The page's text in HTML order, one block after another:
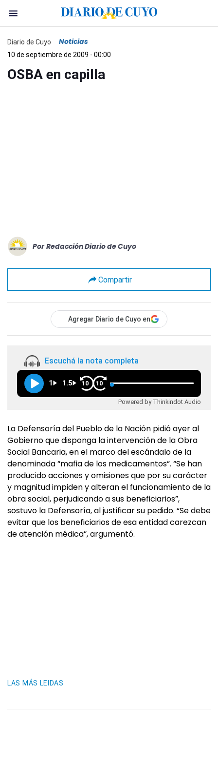
Diario de Cuyo Noticias
10 de septiembre de 2009 - 00:00
OSBA en capilla
Por Redacción Diario de Cuyo
Compartir
Agregar Diario de Cuyo en
Escuchá la nota completa
1 1.5 10 10
Powered by Thinkindot Audio
La Defensoría del Pueblo de la Nación pidió ayer al
Gobierno que disponga la intervención de la Obra
Social Bancaria, en el marco del escándalo de la
denominada “mafia de los medicamentos”. “Se han
producido acciones y omisiones que por su carácter
y magnitud impiden y alteran el funcionamiento de la
obra social, perjudicando a sus beneficiarios”,
sostuvo la Defensoría, al justificar su pedido. “Se debe
evitar que los beneficiarios de esa entidad carezcan
de atención médica”, argumentó.
LAS MÁS LEIDAS